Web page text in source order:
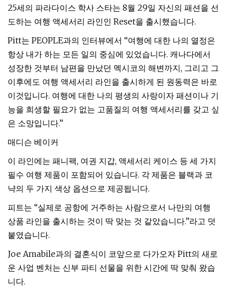
25세의 파라다이스 학사 스타는 8월 29일 자신의 패션을 선
도하는 여행 액세서리 라인인 Reset을 출시했습니다.
Pitt는 PEOPLE과의 인터뷰에서 “여행에 대한 나의 열정은
항상 내가 하는 모든 일의 중심에 있었습니다. 캐나다에서
성장한 것부터 남편을 만났던 멕시코의 해변까지, 그리고 그
이후에도 여행 액세서리 라인을 출시하게 된 원동력은 바로
이것입니다. 여행에 대한 나의 평생의 사랑이자 패션이나 기
능을 희생할 필요가 없는 고품질의 여행 액세서리를 갖고 싶
은 소망입니다.”
매디슨 베이커
이 라인에는 패니팩, 여권 지갑, 액세서리 케이스 등 세 가지
필수 여행 제품이 포함되어 있습니다. 각 제품은 블랙과 코
냑의 두 가지 색상 옵션으로 제공됩니다.
피트는 “실제로 공항에 거주하는 사람으로서 나만의 여행
상품 라인을 출시하는 것이 딱 맞는 것 같았습니다.”라고 덧
붙였습니다.
Joe Amabile과의 결혼식이 코앞으로 다가오자 Pitt의 새로
운 사업 벤처는 신부 파티 선물을 위한 시간에 딱 맞춰 왔습
니다.